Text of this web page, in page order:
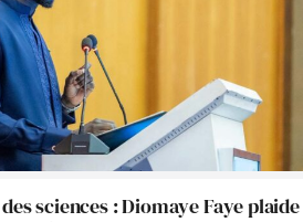
sciences : Diomaye Faye plaide